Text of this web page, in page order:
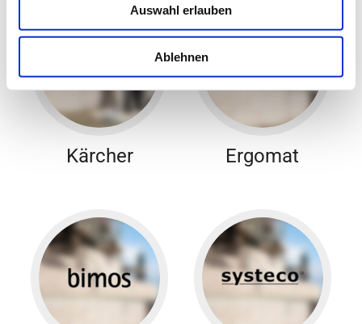
Auswahl erlauben
Ablehnen
Kärcher Ergomat